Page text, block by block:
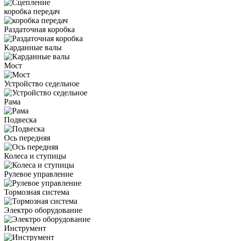
коробка передач
Раздаточная коробка
Карданные валы
Мост
Устройство седельное
Рама
Подвеска
Ось передняя
Колеса и ступицы
Рулевое управление
Тормозная система
Электро оборудование
Инструмент